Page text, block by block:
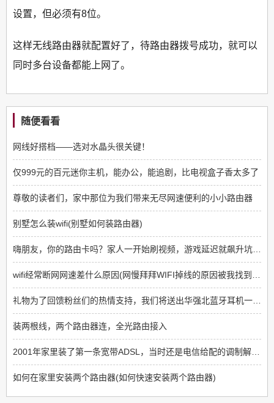
设置，但必须有8位。
这样无线路由器就配置好了，待路由器拨号成功，就可以
同时多台设备都能上网了。
随便看看
网线好搭档——选对水晶头很关键！
仅999元的百元迷你主机，能办公，能追剧，比电视盒子香太多了
尊敬的读者们，家中那位为我们带来无尽网速便利的小小路由器
别墅怎么装wifi(别墅如何装路由器)
装两根线，两个路由器连，全光路由接入
如何在家里安装两个路由器(如何快速安装两个路由器)